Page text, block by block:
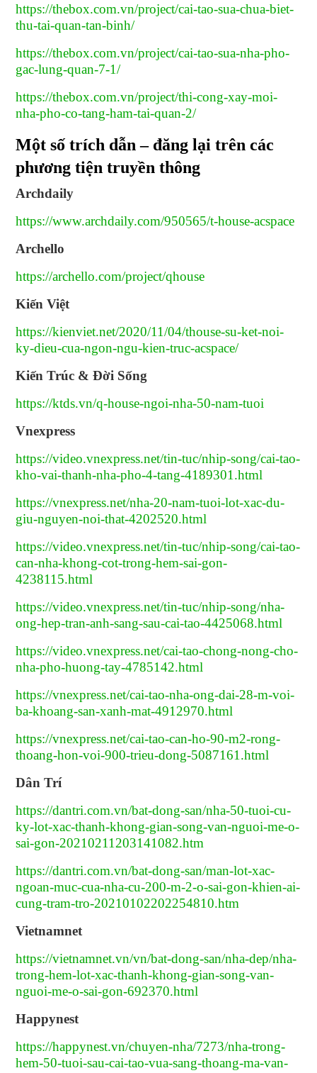
https://thebox.com.vn/project/cai-tao-sua-chua-biet-
thu-tai-quan-tan-binh/
https://thebox.com.vn/project/cai-tao-sua-nha-pho-
gac-lung-quan-7-1/
https://thebox.com.vn/project/thi-cong-xay-moi-
nha-pho-co-tang-ham-tai-quan-2/
Một số trích dẫn – đăng lại trên các
phương tiện truyền thông
Archdaily
https://www.archdaily.com/950565/t-house-acspace
Archello
https://archello.com/project/qhouse
Kiến Việt
https://kienviet.net/2020/11/04/thouse-su-ket-noi-
ky-dieu-cua-ngon-ngu-kien-truc-acspace/
Kiến Trúc & Đời Sống
https://ktds.vn/q-house-ngoi-nha-50-nam-tuoi
Vnexpress
https://video.vnexpress.net/tin-tuc/nhip-song/cai-tao-
kho-vai-thanh-nha-pho-4-tang-4189301.html
https://vnexpress.net/nha-20-nam-tuoi-lot-xac-du-
giu-nguyen-noi-that-4202520.html
https://video.vnexpress.net/tin-tuc/nhip-song/cai-tao-
can-nha-khong-cot-trong-hem-sai-gon-
4238115.html
https://video.vnexpress.net/tin-tuc/nhip-song/nha-
ong-hep-tran-anh-sang-sau-cai-tao-4425068.html
https://video.vnexpress.net/cai-tao-chong-nong-cho-
nha-pho-huong-tay-4785142.html
https://vnexpress.net/cai-tao-nha-ong-dai-28-m-voi-
ba-khoang-san-xanh-mat-4912970.html
https://vnexpress.net/cai-tao-can-ho-90-m2-rong-
thoang-hon-voi-900-trieu-dong-5087161.html
Dân Trí
https://dantri.com.vn/bat-dong-san/nha-50-tuoi-cu-
ky-lot-xac-thanh-khong-gian-song-van-nguoi-me-o-
sai-gon-20210211203141082.htm
https://dantri.com.vn/bat-dong-san/man-lot-xac-
ngoan-muc-cua-nha-cu-200-m-2-o-sai-gon-khien-ai-
cung-tram-tro-20210102202254810.htm
Vietnamnet
https://vietnamnet.vn/vn/bat-dong-san/nha-dep/nha-
trong-hem-lot-xac-thanh-khong-gian-song-van-
nguoi-me-o-sai-gon-692370.html
Happynest
https://happynest.vn/chuyen-nha/7273/nha-trong-
hem-50-tuoi-sau-cai-tao-vua-sang-thoang-ma-van-